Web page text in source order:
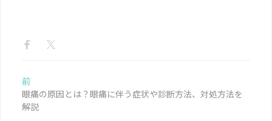
前
眼痛の原因とは？眼痛に伴う症状や診断方法、対処方法を
解説